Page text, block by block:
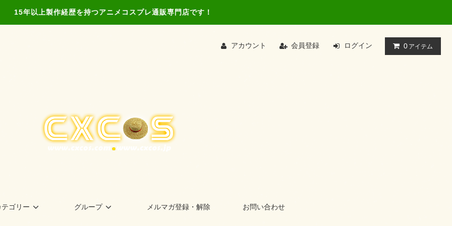
15年以上製作経歴を持つアニメコスプレ通販専門店です！
アカウント 会員登録 ログイン 0 アイテム
テゴリー グループ メルマガ登録・解除 お問い合わせ